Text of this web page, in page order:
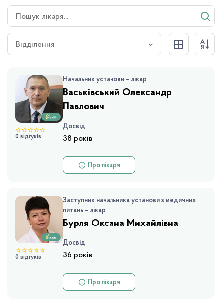
Відділення
0 відгуків
Начальник установи – лікар
Васьківський Олександр
Павлович
Досвід
38 років
Про лікаря
0 відгуків
Заступник начальника установи з медичних питань – лікар
Бурля Оксана Михайлівна
Досвід
36 років
Про лікаря